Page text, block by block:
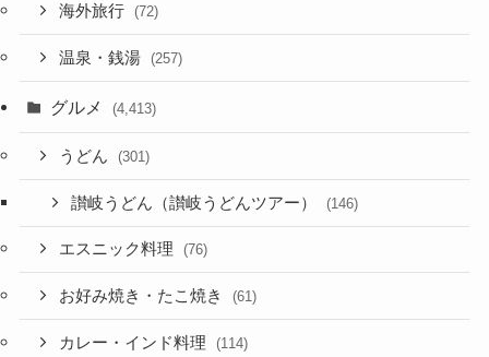
海外旅行 (72)
温泉・銭湯 (257)
グルメ (4,413)
うどん (301)
讃岐うどん（讃岐うどんツアー） (146)
エスニック料理 (76)
お好み焼き・たこ焼き (61)
カレー・インド料理 (114)